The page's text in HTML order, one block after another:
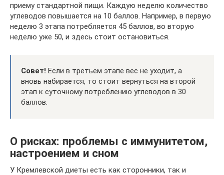
приему стандартной пищи. Каждую неделю количество
углеводов повышается на 10 баллов. Например, в первую
неделю 3 этапа потребляется 45 баллов, во вторую
неделю уже 50, и здесь стоит остановиться.
Совет! Если в третьем этапе вес не уходит, а
вновь набирается, то стоит вернуться на второй
этап к суточному потреблению углеводов в 30
баллов.
О рисках: проблемы с иммунитетом,
настроением и сном
У Кремлевской диеты есть как сторонники, так и